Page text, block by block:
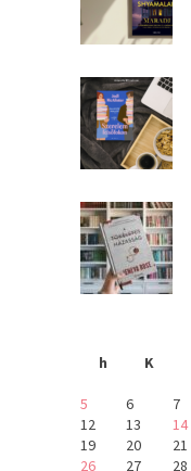
h
K
5
6 7
12
13 14
19
20 21
26
27 28